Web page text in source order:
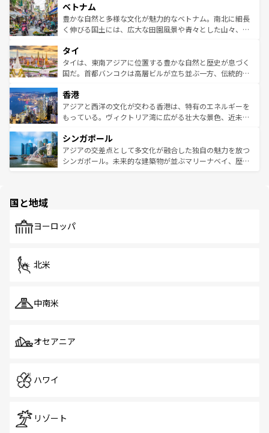
参照してほしい。
容にもいいと評判のスイーツなど、バラエティ豊かな料理
が味わえる。 なお、新着の台湾情報は コンテンツ一覧を参
照してほしい。
き、地方に足を延ばせば四季折々の自然美を楽しむことが
できる。そして、キムチや焼肉、絶品のストリートフード
まで、さまざまな韓国料理が待っている。夜には、韓国な
リティに包まれながら、韓国の多彩な魅力を心ゆくまで味
わってみてほしい。 なお、新着の韓国情報はコンテンツ一
覧を参照してほしい。
ベトナム
豊かな自然と多様な文化が魅力的なベトナム。南北に細長
く伸びる国土には、広大な田園風景や青々とした山々、世
急速な発展と共に伝統が息づく。ハノイの古い町並みやホ
ーチミン市のフランス統治時代の建物も、独特の雰囲気を
醸し出している。また、バラエティの豊かさとおいしさで
とつ。フォーやバインミー、ベトナムコーヒーなどは、ぜ
ひ現地で味わいたい。どの地域を訪れてもあたたかい人々
が旅行者を迎えてくれるので、きっと忘れられない旅にな
参照してほしい。
タイ
タイは、東南アジアに位置する豊かな自然と歴史が息づく
国だ。首都バンコクは高層ビルが立ち並ぶ一方、伝統的な
の活気が交差している。北部ではチェンマイなどの山岳地
帯で自然と触れ合い、南部ではプーケットやクラビの美し
いビーチでリゾート気分を楽しむことができる。タイ料理
激する。気候は一年中温暖で、どの季節にも異なる楽しみ
が待っている。親しみやすいタイの人々、仏教を中心とし
た文化、そして多様な観光資源が、訪れる旅人を魅了し続
香港
アジアと西洋の文化が交わる香港は、特有のエネルギーを
もっている。ヴィクトリア湾に広がる壮大な景色、近未来
み、どこを訪れても感動するはず。観光スポットが密集し
ており、効率よく見どころを回れるのも魅力。息をのむよ
うな絶景から文化的な体験まで、香港を存分に楽しみ尽く
シンガポール
アジアの交差点として多文化が融合した独自の魅力を放つ
シンガポール。未来的な建築物が並ぶマリーナベイ、歴史
で、ホーカーズは地元の風情を楽しめる外せないスポット
国と地域
ヨーロッパ
北米
中南米
オセアニア
ハワイ
リゾート